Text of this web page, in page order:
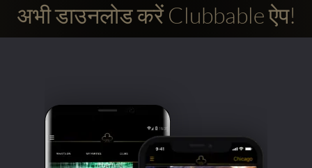
अभी डाउनलोड करें Clubbable ऐप!